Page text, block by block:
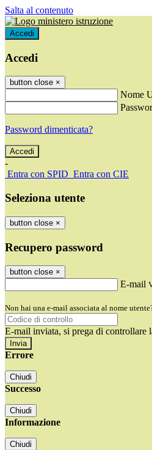
Salta al contenuto
Accedi
Accedi
button close ×
Nome
Password dimenticata?
-
Entra con SPID Entra con CIE
Seleziona utente
button close ×
Recupero password
button close ×
E-mail
Non hai una e-mail associata al nome
E-mail inviata, si prega di controllare
Errore
Chiudi
Successo
Chiudi
Informazione
Chiudi